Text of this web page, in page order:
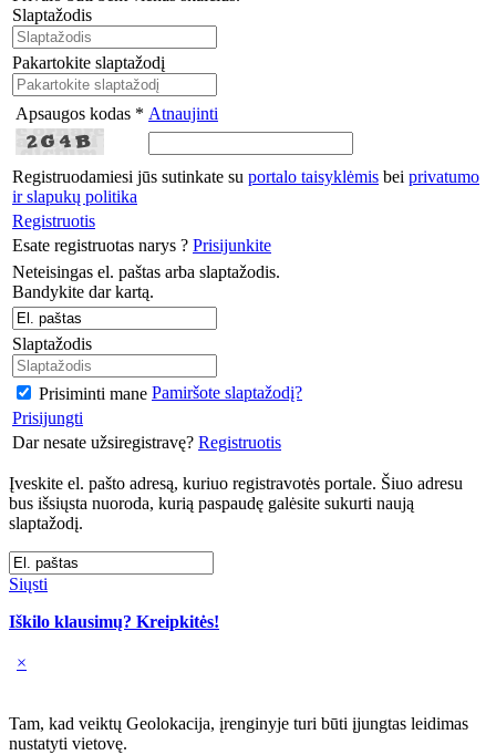
Slaptažodis
Pakartokite slaptažodį
Apsaugos kodas * Atnaujinti
Registruodamiesi jūs sutinkate su portalo taisyklėmis bei privatumo
ir slapukų politika
Registruotis
Esate registruotas narys ? Prisijunkite
Neteisingas el. paštas arba slaptažodis.
Bandykite dar kartą.
Slaptažodis
Prisiminti mane Pamiršote slaptažodį?
Prisijungti
Dar nesate užsiregistravę? Registruotis
Įveskite el. pašto adresą, kuriuo registravotės portale. Šiuo adresu
bus išsiųsta nuoroda, kurią paspaudę galėsite sukurti naują
slaptažodį.
Siųsti
Iškilo klausimų? Kreipkitės!
×
Tam, kad veiktų Geolokacija, įrenginyje turi būti įjungtas leidimas
nustatyti vietovę.